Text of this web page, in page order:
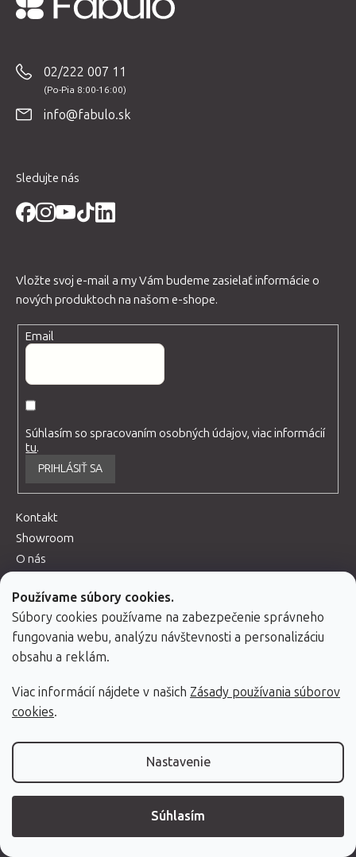
Používame súbory cookies.
Súbory cookies používame na zabezpečenie správneho
fungovania webu, analýzu návštevnosti a personalizáciu
obsahu a reklám.
Viac informácií nájdete v našich Zásady používania súborov
cookies.
Nastavenie
Súhlasím
02/222 007 11
info@fabulo.sk
Sledujte nás
Vložte svoj e-mail a my Vám budeme zasielať informácie o
nových produktoch na našom e-shope.
Email
Súhlasím so spracovaním osobných údajov, viac informácií
tu.
PRIHLÁSIŤ SA
Kontakt
Showroom
O nás
Referencie
Predávané značky
Vernostný program Fabulo Family
Fabulo B2B Partner program pre veľkoodberateľov
Doprava a platba
Ochrana osobných údajov
Návody k produktom